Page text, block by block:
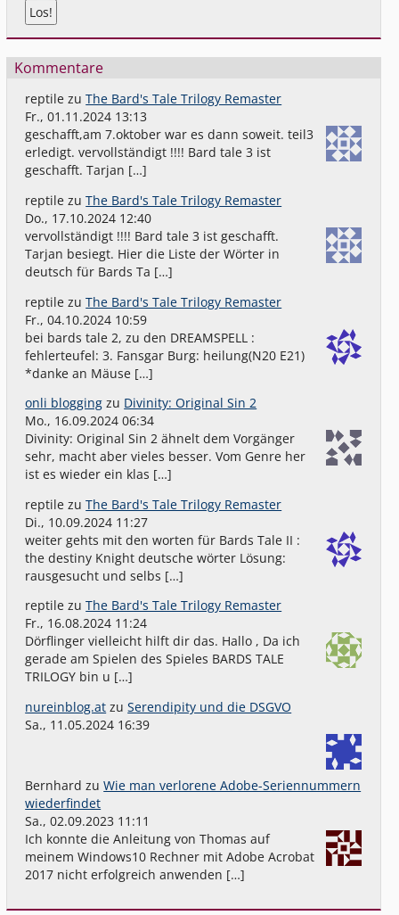
Kommentare
reptile zuThe Bard's Tale Trilogy Remaster
Fr., 01.11.2024 13:13
geschafft,am 7.oktober war es dann soweit. teil3
erledigt. vervollständigt !!!! Bard tale 3 ist
geschafft. Tarjan […]
reptile zuThe Bard's Tale Trilogy Remaster
Do., 17.10.2024 12:40
vervollständigt !!!! Bard tale 3 ist geschafft.
Tarjan besiegt. Hier die Liste der Wörter in
deutsch für Bards Ta […]
reptile zuThe Bard's Tale Trilogy Remaster
Fr., 04.10.2024 10:59
bei bards tale 2, zu den DREAMSPELL :
fehlerteufel: 3. Fansgar Burg: heilung(N20 E21)
*danke an Mäuse […]
onli blogging zu Divinity: Original Sin 2
Mo., 16.09.2024 06:34
Divinity: Original Sin 2 ähnelt dem Vorgänger
sehr, macht aber vieles besser. Vom Genre her
ist es wieder ein klas […]
reptile zuThe Bard's Tale Trilogy Remaster
Di., 10.09.2024 11:27
weiter gehts mit den worten für Bards Tale II :
the destiny Knight deutsche wörter Lösung:
rausgesucht und selbs […]
reptile zuThe Bard's Tale Trilogy Remaster
Fr., 16.08.2024 11:24
Dörflinger vielleicht hilft dir das. Hallo , Da ich
gerade am Spielen des Spieles BARDS TALE
TRILOGY bin u […]
nureinblog.at zuSerendipity und die DSGVO
Sa., 11.05.2024 16:39
Bernhard zuWie man verlorene Adobe-Seriennummern
wiederfindet
Sa., 02.09.2023 11:11
Ich konnte die Anleitung von Thomas auf
meinem Windows10 Rechner mit Adobe Acrobat
2017 nicht erfolgreich anwenden […]